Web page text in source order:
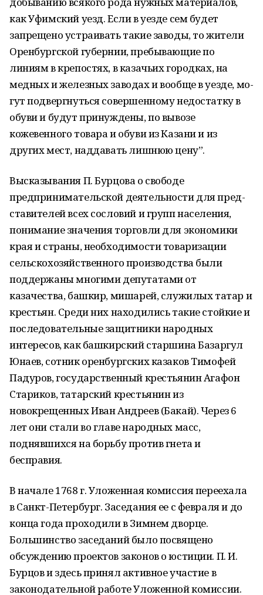
как Уфимский уезд. Если в уезде сем будет
запрещено устраивать такие заводы, то жители
Оренбургской губернии, пребывающие по
линиям в крепостях, в казачьих городках, на
медных и железных заводах и вообще в уезде, мо­
гут подвергнуться совершенному недостатку в
обуви и будут принуждены, по вывозе
кожевенного товара и обуви из Казани и из
других мест, наддавать лишнюю цену”.
Высказывания П. Бурцова о свободе
предпринимательской деятельности для пред­
ставителей всех сословий и групп населения,
понимание значения торговли для эко­номики
края и страны, необходимости товаризации
сельскохозяйственного производ­ства были
поддержаны многими депутатами от
казачества, башкир, мишарей, служи­лых татар и
крестьян. Среди них находились такие стойкие и
последовательные защит­ники народных
интересов, как башкирский старшина Базаргул
Юнаев, сотник орен­бургских казаков Тимофей
Падуров, государственный крестьянин Агафон
Стариков, татарский крестьянин из
новокрещенных Иван Андреев (Бакай). Через 6
лет они стали во главе народных масс,
поднявшихся на борьбу против гнета и
бесправия.
В начале 1768 г. Уложенная комиссия переехала
в Санкт-Петербург. Заседания ее с февраля и до
конца года проходили в Зимнем дворце.
Большинство заседаний было посвящено
обсуждению проектов законов о юстиции. П. И.
Бурцов и здесь принял ак­тивное участие в
законодательной работе Уложенной комиссии.